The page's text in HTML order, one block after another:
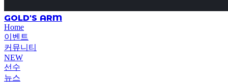
GOLD'S ARM
Home
이벤트
커뮤니티
NEW
선수
뉴스